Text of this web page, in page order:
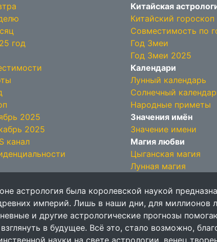
год
2025
2025
канал
Китайская
Китайский гороскоп
Совместимость по
Год Змеи
Год Змеи 2025
Календари
Лунный календарь
Солнечный
Народные приметы
Значения имён
Значение имени
Магия любви
Цыганская магия
Лунная магия
астрология была королевской наукой
империй. Лишь в наши дни, для миллионов
и другие астрологические прогнозы
в будущее. Всё это, стало возможно,
науки на свете астрологии, венец